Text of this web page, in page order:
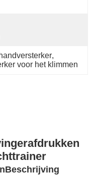
,
voor het klimmen
Beschrijving